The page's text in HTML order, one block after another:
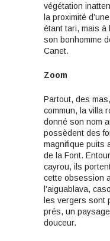
végétation
la proximité
étant tari, mais à
son bonhomme
Canet.
Zoom
Partout, des
commun, la villa
donné son nom
possèdent des
magnifique puits
de la Font.
cayrou, ils
cette obsession
l’aiguablava,
les vergers sont
prés, un
douceur.